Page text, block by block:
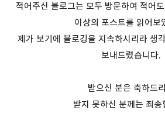
적어주신 블로그는 모두 방문하여 적어
이상의 포스트를 읽어보
제가 보기에 블로깅을 지속하시리라 생
보내드렸습니다.
받으신 분은 축하드
받지 못하신 분께는 죄송